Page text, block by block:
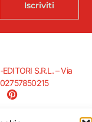
Iscriviti
S.R.L. – Via
P